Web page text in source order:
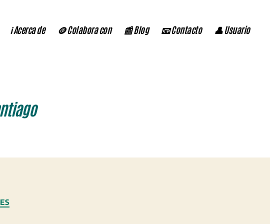
ℹ️ Acerca de 🪙 Colabora con 📰 Blog 📧 Contacto 👤 Usuario